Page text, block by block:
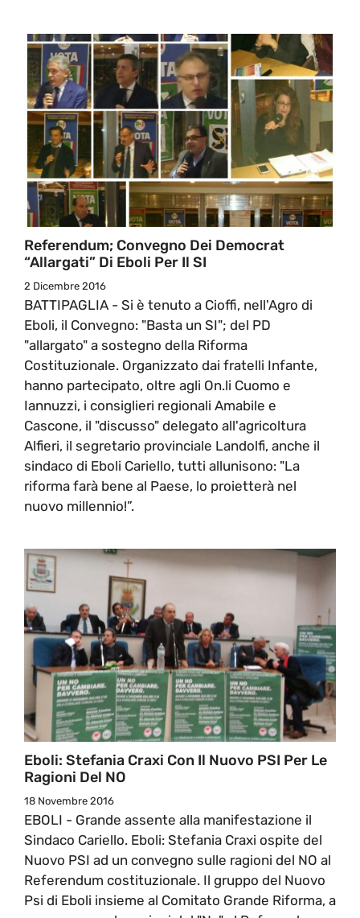
Referendum; Convegno Dei Democrat
“allargati” Di Eboli Per Il SI
2 Dicembre 2016
BATTIPAGLIA - Si è tenuto a Cioffi, nell'Agro di
Eboli, il Convegno: "Basta un SI"; del PD
"allargato" a sostegno della Riforma
Costituzionale. Organizzato dai fratelli Infante,
hanno partecipato, oltre agli On.li Cuomo e
Iannuzzi, i consiglieri regionali Amabile e
Cascone, il "discusso" delegato all'agricoltura
Alfieri, il segretario provinciale Landolfi, anche il
sindaco di Eboli Cariello, tutti allunisono: "La
riforma farà bene al Paese, lo proietterà nel
nuovo millennio!”.
Eboli: Stefania Craxi Con Il Nuovo PSI Per Le
Ragioni Del NO
18 Novembre 2016
EBOLI - Grande assente alla manifestazione il
Sindaco Cariello. Eboli: Stefania Craxi ospite del
Nuovo PSI ad un convegno sulle ragioni del NO al
Referendum costituzionale. Il gruppo del Nuovo
Psi di Eboli insieme al Comitato Grande Riforma, a